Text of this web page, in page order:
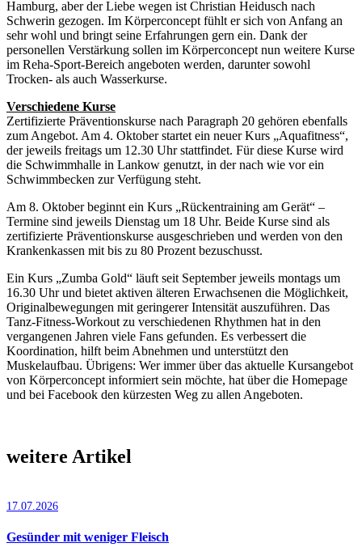
Hamburg, aber der Liebe wegen ist Christian Heidusch nach
Schwerin gezogen. Im Körperconcept fühlt er sich von Anfang an
sehr wohl und bringt seine Erfahrungen gern ein. Dank der
personellen Verstärkung sollen im Körperconcept nun weitere Kurse
im Reha-Sport-Bereich angeboten werden, darunter sowohl
Trocken- als auch Wasserkurse.
Verschiedene Kurse
Zertifizierte Präventionskurse nach Paragraph 20 gehören ebenfalls
zum Angebot. Am 4. Oktober startet ein neuer Kurs „Aquafitness“,
der jeweils freitags um 12.30 Uhr stattfindet. Für diese Kurse wird
die Schwimmhalle in Lankow genutzt, in der nach wie vor ein
Schwimmbecken zur Verfügung steht.
Am 8. Oktober beginnt ein Kurs „Rückentraining am Gerät“ –
Termine sind jeweils Dienstag um 18 Uhr. Beide Kurse sind als
zertifizierte Präventionskurse ausgeschrieben und werden von den
Krankenkassen mit bis zu 80 Prozent bezuschusst.
Ein Kurs „Zumba Gold“ läuft seit September jeweils montags um
16.30 Uhr und bietet aktiven älteren Erwachsenen die Möglichkeit,
Originalbewegungen mit geringerer Intensität auszuführen. Das
Tanz-Fitness-Workout zu verschiedenen Rhythmen hat in den
vergangenen Jahren viele Fans gefunden. Es verbessert die
Koordination, hilft beim Abnehmen und unterstützt den
Muskelaufbau. Übrigens: Wer immer über das aktuelle Kursangebot
von Körperconcept informiert sein möchte, hat über die Homepage
und bei Facebook den kürzesten Weg zu allen Angeboten.
weitere Artikel
17.07.2026
Gesünder mit weniger Fleisch